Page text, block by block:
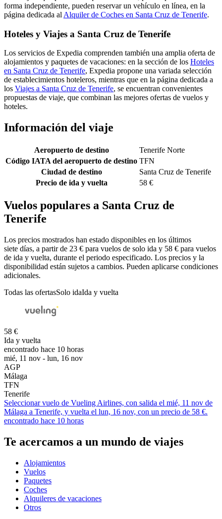
forma independiente, pueden reservar un vehículo en línea, en la
página dedicada al Alquiler de Coches en Santa Cruz de Tenerife.
Hoteles y Viajes a Santa Cruz de Tenerife
Los servicios de Expedia comprenden también una amplia oferta de
alojamientos y paquetes de vacaciones: en la sección de los Hoteles
en Santa Cruz de Tenerife, Expedia propone una variada selección
de establecimientos hoteleros, mientras que en la página dedicada a
los Viajes a Santa Cruz de Tenerife, se encuentran convenientes
propuestas de viaje, que combinan las mejores ofertas de vuelos y
hoteles.
Información del viaje
Aeropuerto de destino
Tenerife Norte
Código IATA del aeropuerto de destino TFN
Ciudad de destino
Santa Cruz de Tenerife
Precio de ida y vuelta
58 €
Vuelos populares a Santa Cruz de
Tenerife
Los precios mostrados han estado disponibles en los últimos
siete días, a partir de 23 € para vuelos de solo ida y 58 € para vuelos
de ida y vuelta, durante el periodo especificado. Los precios y la
disponibilidad están sujetos a cambios. Pueden aplicarse condiciones
adicionales.
Todas las ofertasSolo idaIda y vuelta
58 €
Ida y vuelta
encontrado hace 10 horas
mié, 11 nov - lun, 16 nov
AGP
Málaga
TFN
Tenerife
Seleccionar vuelo de Vueling Airlines, con salida el mié, 11 nov de
Málaga a Tenerife, y vuelta el lun, 16 nov, con un precio de 58 €.
encontrado hace 10 horas
Te acercamos a un mundo de viajes
Alojamientos
Vuelos
Paquetes
Coches
Alquileres de vacaciones
Otros